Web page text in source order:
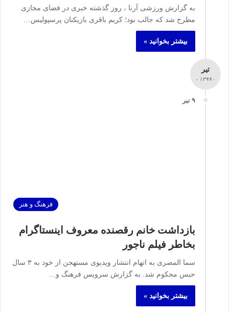
به گزارش ورزشی آرنا ، روز گذشته خبری در فضای مجازی
مطرح شد که جالب بود؛ کریم باقری بازیکنان پرسپولیس…
بیشتر بخوانید »
تیر
- ۱۳۹۹ -
۹ تیر
فرهنگ و هنر
بازداشت خانم رقصنده معروف اینستاگرام
بخاطر فیلم ناجور
سما المصری به اتهام انتشار ویدیوی مستهجن از خود به ۳ سال
حبس محکوم شد. به گزارش سرویس فرهنگ و…
بیشتر بخوانید »